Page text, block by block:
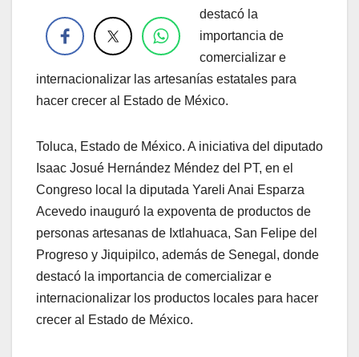
destacó la
importancia de
comercializar e
internacionalizar las artesanías estatales para
hacer crecer al Estado de México.
Toluca, Estado de México. A iniciativa del diputado
Isaac Josué Hernández Méndez del PT, en el
Congreso local la diputada Yareli Anai Esparza
Acevedo inauguró la expoventa de productos de
personas artesanas de Ixtlahuaca, San Felipe del
Progreso y Jiquipilco, además de Senegal, donde
destacó la importancia de comercializar e
internacionalizar los productos locales para hacer
crecer al Estado de México.